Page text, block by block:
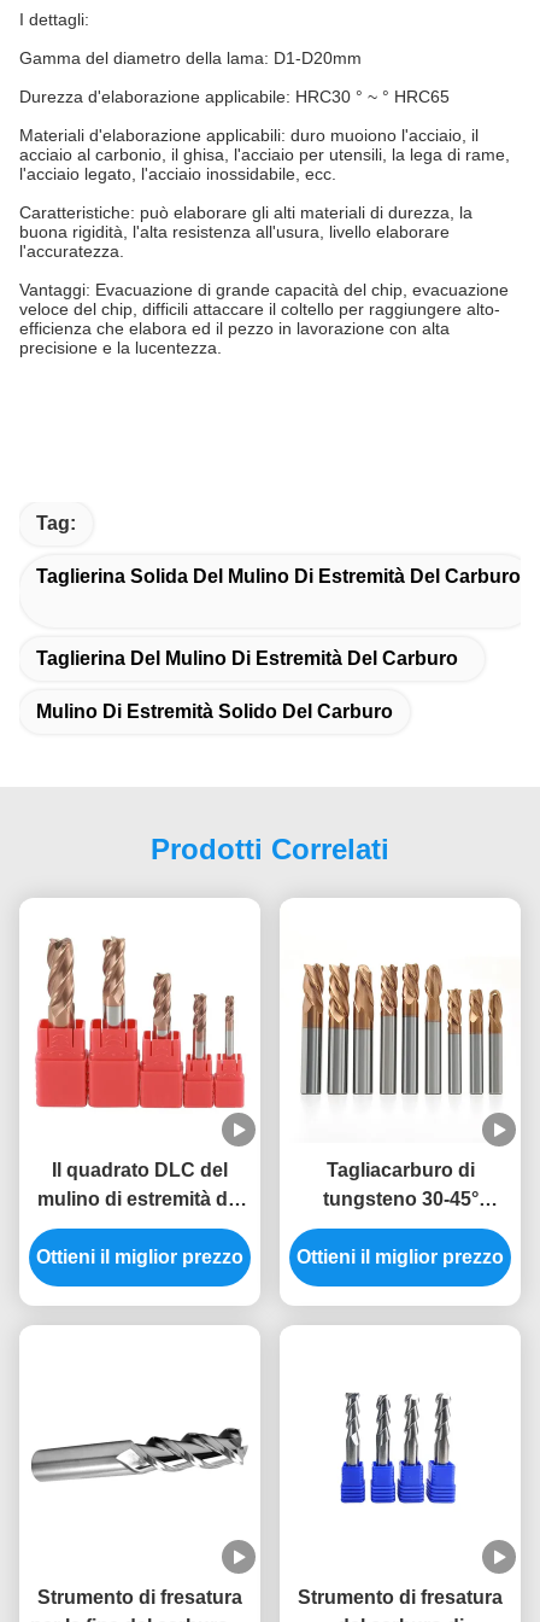
I dettagli:
Gamma del diametro della lama: D1-D20mm
Durezza d'elaborazione applicabile: HRC30 ° ~ ° HRC65
Materiali d'elaborazione applicabili: duro muoiono l'acciaio, il
acciaio al carbonio, il ghisa, l'acciaio per utensili, la lega di rame,
l'acciaio legato, l'acciaio inossidabile, ecc.
Caratteristiche: può elaborare gli alti materiali di durezza, la
buona rigidità, l'alta resistenza all'usura, livello elaborare
l'accuratezza
Vantaggi: Evacuazione di grande capacità del chip, evacuazione
veloce del chip, difficili attaccare il coltello per raggiungere alto-
efficienza che elabora ed il pezzo in lavorazione con alta
precisione e la lucentezza.
Tag:
Taglierina Solida Del Mulino Di Estremità Del Carburo
Taglierina Del Mulino Di Estremità Del Carburo
Mulino Di Estremità Solido Del Carburo
Prodotti Correlati
Il quadrato DLC del
mulino di estremità del
carburo di tungsteno
HRC55 del diametro
4mm ha ricoperto i
Ottieni il miglior prezzo
Tagliacarburo di
tungsteno 30-45°
angolo elicoidale 2-4
flauti 200-3000m/min
Velocità di taglio
Ottieni il miglior prezzo
Strumento di fresatura
Strumento di fresatura